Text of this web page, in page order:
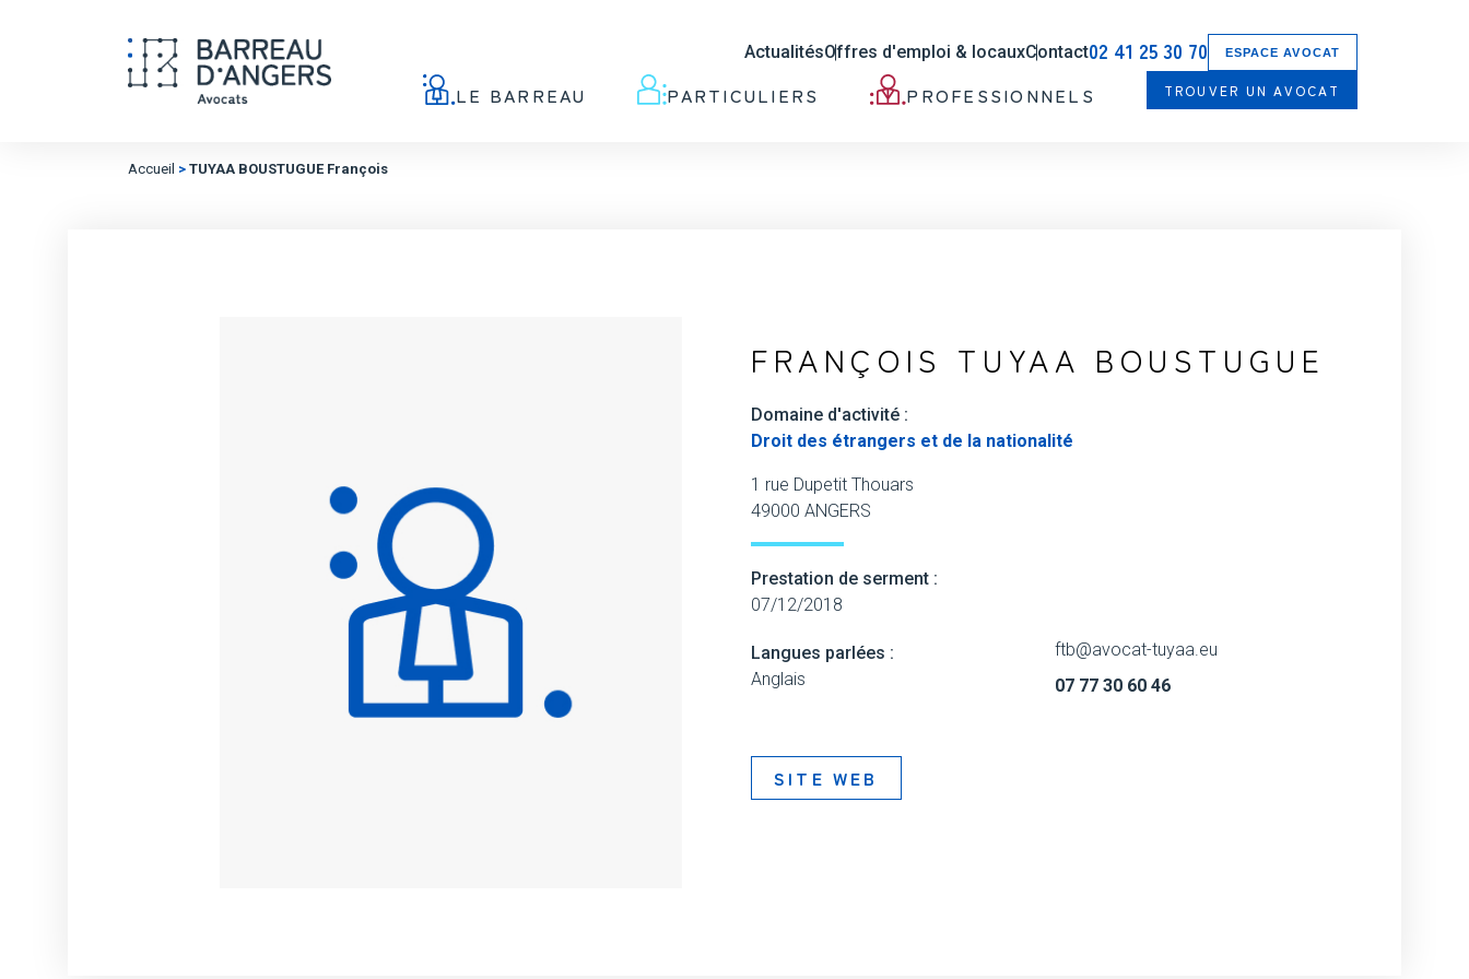
ActualitésOffres d'emploi & locauxContact02 41 25 30 70 ESPACE AVOCAT
LE BARREAU PARTICULIERS PROFESSIONNELS TROUVER UN AVOCAT
Accueil > TUYAA BOUSTUGUE François
FRANÇOIS TUYAA BOUSTUGUE
Domaine d'activité :
Droit des étrangers et de la nationalité
1 rue Dupetit Thouars
49000 ANGERS
Prestation de serment :
07/12/2018
Langues parlées :
Anglais
ftb@avocat-tuyaa.eu
07 77 30 60 46
SITE WEB